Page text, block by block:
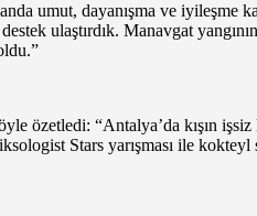
umut, dayanışma ve iyileşme
ulaştırdık. Manavgat
özetledi: “Antalya’da kışın
Stars yarışması ile kokteyl